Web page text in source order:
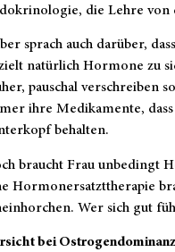
die Lehre von
sprach auch darüber,
natürlich Hormone zu
pauschal verschreiben
ihre Medikamente,
behalten.
braucht Frau unbedingt
Hormonersatzttherapie
Wer sich gut
bei